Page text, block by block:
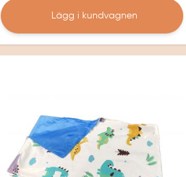
Lägg i kundvagnen